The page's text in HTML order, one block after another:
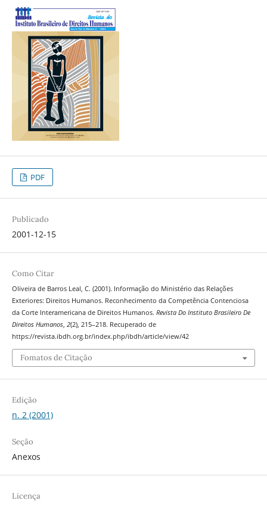
PDF
Publicado
2001-12-15
Como Citar
Oliveira de Barros Leal, C. (2001). Informação do Ministério das Relações
Exteriores: Direitos Humanos. Reconhecimento da Competência Contenciosa
da Corte Interamericana de Direitos Humanos. Revista Do Instituto Brasileiro De
Direitos Humanos, 2(2), 215–218. Recuperado de
https://revista.ibdh.org.br/index.php/ibdh/article/view/42
Fomatos de Citação
Edição
n. 2 (2001)
Seção
Anexos
Licença